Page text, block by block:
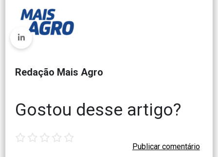
Redação Mais Agro
Gostou desse artigo?
star stars stars stars stars